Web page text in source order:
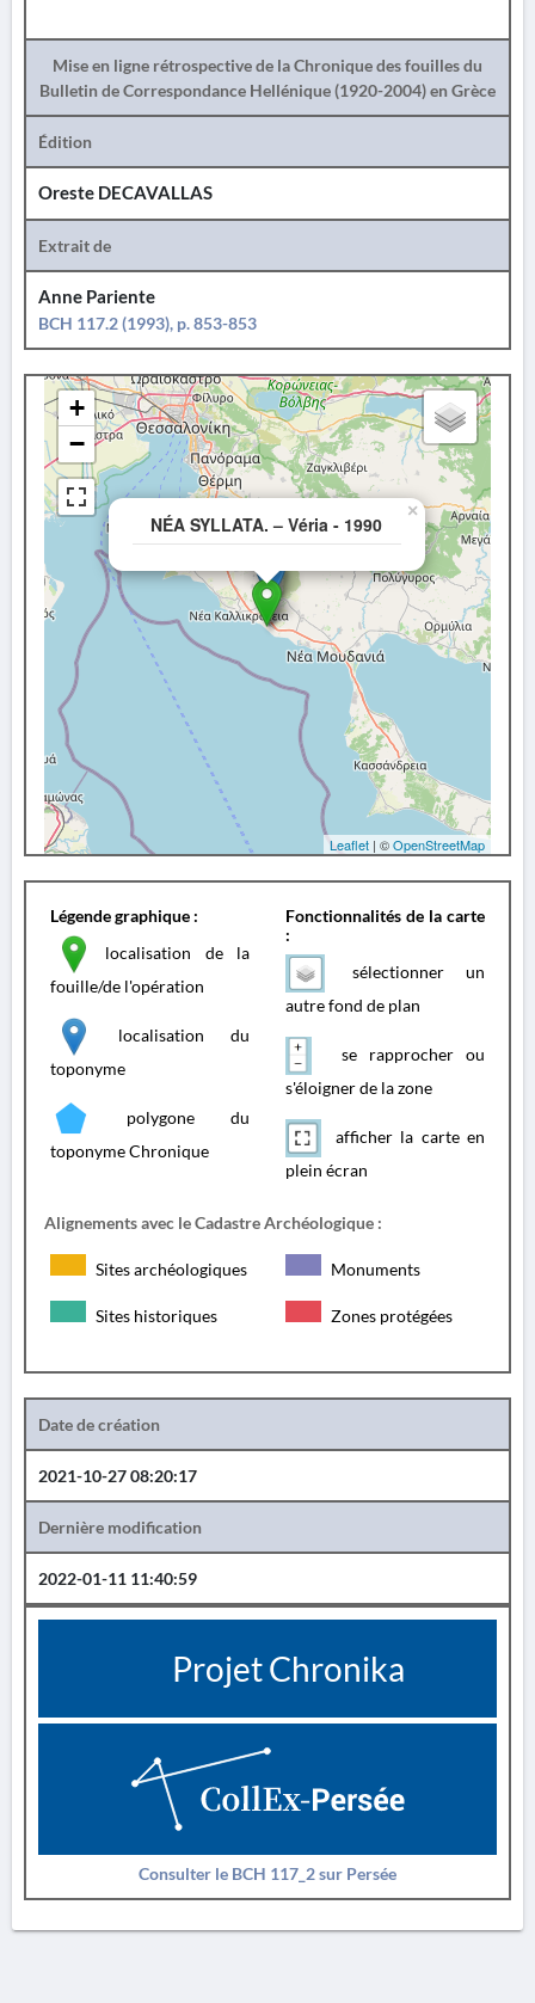
Mise en ligne rétrospective de la Chronique des fouilles du
Bulletin de Correspondance Hellénique (1920-2004) en Grèce
Édition
Oreste DECAVALLAS
Extrait de
Anne Pariente
BCH 117.2 (1993), p. 853-853
NÉA SYLLATA. – Véria - 1990
×
+
−
Leaflet | ©OpenStreetMap
Légende graphique :
localisation de la
fouille/de l'opération
localisation du
toponyme
polygone du
toponyme Chronique
Fonctionnalités de la carte
:
sélectionner un
autre fond de plan
se rapprocher ou
s'éloigner de la zone
afficher la carte en
plein écran
Alignements avec le Cadastre Archéologique :
Sites archéologiques Monuments
Sites historiques Zones protégées
Date de création
2021-10-27 08:20:17
Dernière modification
2022-01-11 11:40:59
Projet Chronika
Consulter le BCH 117_2 sur Persée